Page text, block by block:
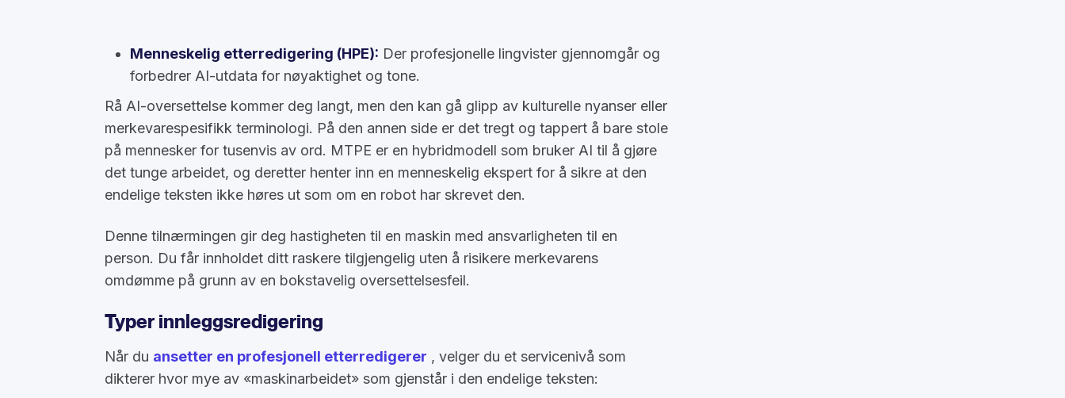
Menneskelig etterredigering (HPE): Der profesjonelle lingvister gjennomgår og
forbedrer AI-utdata for nøyaktighet og tone.
Rå AI-oversettelse kommer deg langt, men den kan gå glipp av kulturelle nyanser eller
merkevarespesifikk terminologi. På den annen side er det tregt og tappert å bare stole
på mennesker for tusenvis av ord. MTPE er en hybridmodell som bruker AI til å gjøre
det tunge arbeidet, og deretter henter inn en menneskelig ekspert for å sikre at den
endelige teksten ikke høres ut som om en robot har skrevet den.
Denne tilnærmingen gir deg hastigheten til en maskin med ansvarligheten til en
person. Du får innholdet ditt raskere tilgjengelig uten å risikere merkevarens
omdømme på grunn av en bokstavelig oversettelsesfeil.
Typer innleggsredigering
Når du ansetter en profesjonell etterredigerer , velger du et servicenivå som
dikterer hvor mye av «maskinarbeidet» som gjenstår i den endelige teksten: